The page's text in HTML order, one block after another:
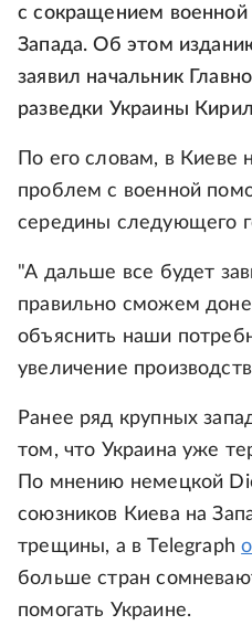
с сокращением
Запада. Об этом
заявил начальник
разведки Украины
По его словам, в Киеве
проблем с военной
середины следующего
"А дальше все будет
правильно сможем
объяснить наши
увеличение
Ранее ряд крупных
том, что Украина уже
По мнению немецкой
союзников Киева на
трещины, а в Telegraph
больше стран
помогать Украине.